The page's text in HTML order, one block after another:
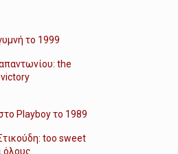
το 1999
the
Playboy το 1989
too sweet
όλους